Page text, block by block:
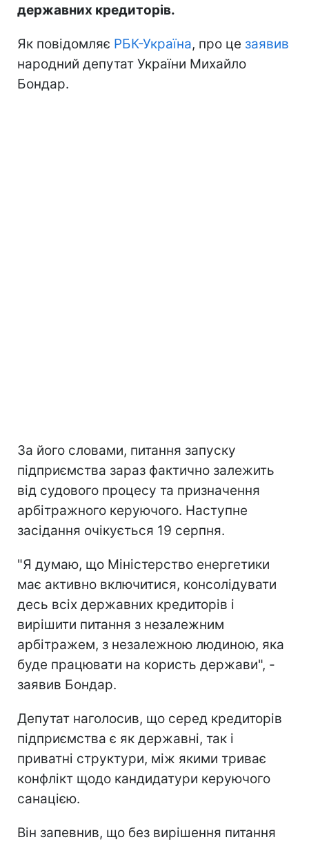
державних кредиторів.
Як повідомляє РБК-Україна, про це заявив
народний депутат України Михайло
Бондар.
За його словами, питання запуску
підприємства зараз фактично залежить
від судового процесу та призначення
арбітражного керуючого. Наступне
засідання очікується 19 серпня.
"Я думаю, що Міністерство енергетики
має активно включитися, консолідувати
десь всіх державних кредиторів і
вирішити питання з незалежним
арбітражем, з незалежною людиною, яка
буде працювати на користь держави", -
заявив Бондар.
Депутат наголосив, що серед кредиторів
підприємства є як державні, так і
приватні структури, між якими триває
конфлікт щодо кандидатури керуючого
санацією.
Він запевнив, що без вирішення питання